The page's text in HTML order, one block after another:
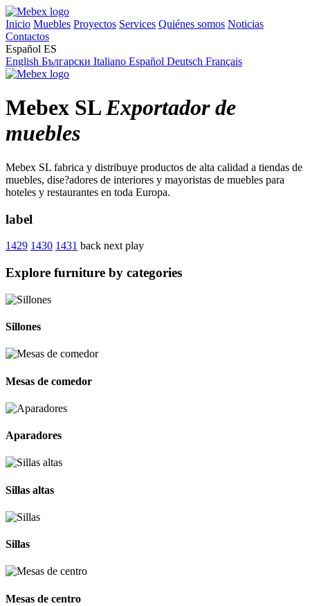
Inicio Muebles Proyectos Services Quiénes somos Noticias
Contactos
Español ES
English Български Italiano Español Deutsch Français
Mebex SLExportador de
muebles
Mebex SL fabrica y distribuye productos de alta calidad a tiendas de
muebles, dise?adores de interiores y mayoristas de muebles para
hoteles y restaurantes en toda Europa.
label
1429 1430 1431 back next play
Explore furniture by categories
Sillones
Mesas de comedor
Aparadores
Sillas altas
Sillas
Mesas de centro